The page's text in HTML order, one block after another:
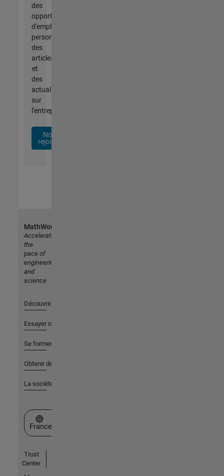
des
opportunités
d'emploi
personnalisées,
des
articles
et
des
actualités
sur
l'entreprise.
Nous
rejoindre
MathWorks
Accelerating
the
pace of
engineering
and
science
Découvrir les produits
Essayer ou acheter
Se former
Obtenir de l'aide
La société
Sélectionner un site web
France
Trust
Center